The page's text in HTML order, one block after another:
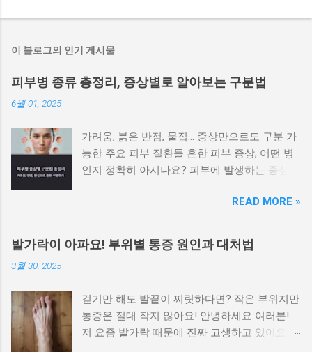
이 블로그의 인기 게시물
피부병 종류 총정리, 증상별로 알아보는 구분법
6월 01, 2025
가려움, 붉은 반점, 물집… 증상만으로도 구분 가
능한 주요 피부 질환들 흔한 피부 증상, 어떤 병
인지 정확히 아시나요? 피부에 발생하는 증상은
수 있으며, 치료법도 달라집니다. 가려움이나 붉
은 반점, 각질, 수포 등 증상만으로도 어느 정도
피부병을 구별할 수 있습니다. 이 글에서는 대표
적인 피부 질환을 증상별로 나눠 정리 하여 빠르
는 경우 습진과 옴을 우선적으로 의심해야 합니
다 가장 흔한 피부 증상인 가려움은 원인에 따라
양상이 다릅니다. 습진 은 피부가 붉어지고 벗겨
READ MORE »
발가락이 아파요! 부위별 통증 원인과 대처법
3월 30, 2025
걷기만 해도 발끝이 찌릿하다면? 작은 부위지만
통증은 절대 작지 않아요! 안녕하세요 여러분!
저 요즘 발가락 때문에 진짜 고생하고 있어요.